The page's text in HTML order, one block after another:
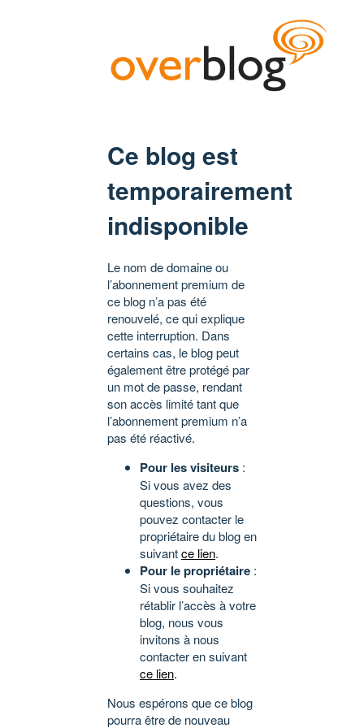
Ce blog est
temporairement
indisponible
Le nom de domaine ou
l’abonnement premium de
ce blog n’a pas été
renouvelé, ce qui explique
cette interruption. Dans
certains cas, le blog peut
également être protégé par
un mot de passe, rendant
son accès limité tant que
l’abonnement premium n’a
pas été réactivé.
Pour les visiteurs :
Si vous avez des
questions, vous
pouvez contacter le
propriétaire du blog en
suivantce lien.
Pour le propriétaire :
Si vous souhaitez
rétablir l’accès à votre
blog, nous vous
invitons à nous
contacter en suivant
ce lien.
Nous espérons que ce blog
pourra être de nouveau